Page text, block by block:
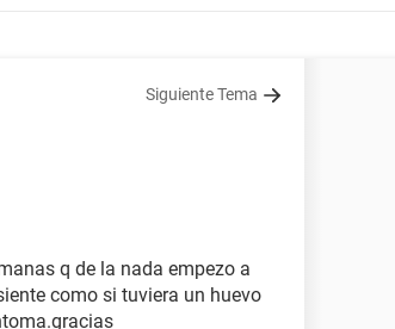
Siguiente Tema
q de la nada empezo a
como si tuviera un huevo